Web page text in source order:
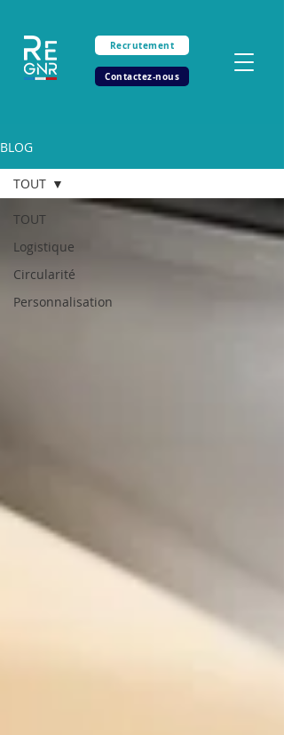
Recrutement
Contactez-nous
BLOG
TOUT
Logistique
Circularité
Personnalisation
TOUT